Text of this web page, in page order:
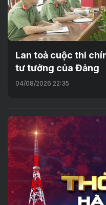
Lan toả cuộc thi
tư tưởng của Đảng
04/08/2026 22:35